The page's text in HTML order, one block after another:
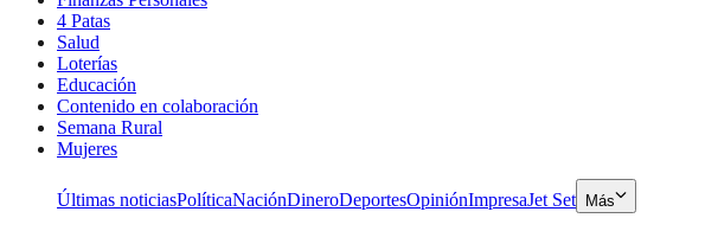
4 Patas
Salud
Loterías
Educación
Contenido en colaboración
Semana Rural
Mujeres
Últimas noticiasPolíticaNaciónDineroDeportesOpiniónImpresaJet Set Más